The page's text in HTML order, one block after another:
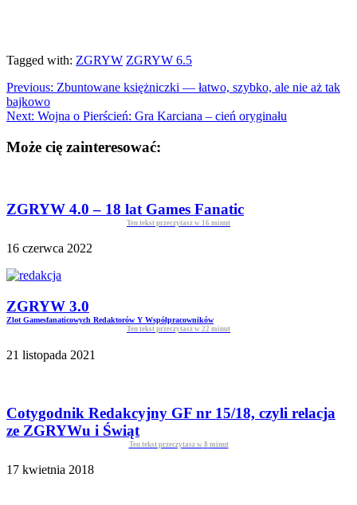
Tagged with: ZGRYW ZGRYW 6.5
Previous: Zbuntowane księżniczki — łatwo, szybko, ale nie aż tak
bajkowo
Next: Wojna o Pierścień: Gra Karciana – cień oryginału
Może cię zainteresować:
ZGRYW 4.0 – 18 lat Games Fanatic
Ten tekst przeczytasz w 16 minut
16 czerwca 2022
ZGRYW 3.0
Zlot Gamesfanaticowych Redaktorów Y Współpracowników
Ten tekst przeczytasz w 22 minut
21 listopada 2021
Cotygodnik Redakcyjny GF nr 15/18, czyli relacja
ze ZGRYWu i Świąt
Ten tekst przeczytasz w 8 minut
17 kwietnia 2018